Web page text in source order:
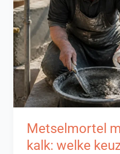
Zo
werkt
het!
Metselmortel
kalk: welke